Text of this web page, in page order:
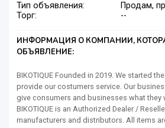
Тип объявления:
Продам,
Торг:
--
ИНФОРМАЦИЯ О КОМПАНИИ,
ОБЪЯВЛЕНИЕ:
BIKOTIQUE Founded in 2019. We started
provide our costumers service. Our
give consumers and businesses what they
BIKOTIQUE is an Authorized Dealer /
manufacturers and distributors. All items